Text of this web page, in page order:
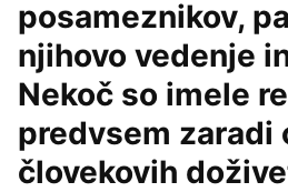
posameznikov,
njihovo vedenje
Nekoč so imele
predvsem zaradi
človekovih